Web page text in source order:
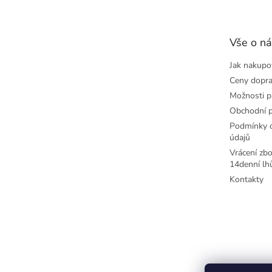
Vše o
Jak
Ceny
Možnosti
Obchodní
Podmínky
údajů
Vrácení
14denní
Kontakty